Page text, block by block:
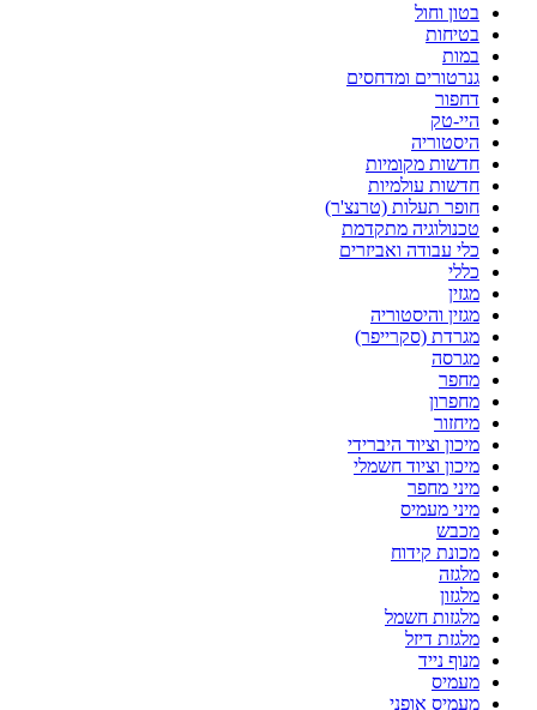
בטון וחול
בטיחות
במות
גנרטורים ומדחסים
דחפור
היי-טק
היסטוריה
חדשות מקומיות
חדשות עולמיות
חופר תעלות (טרנצ'ר)
טכנולוגיה מתקדמת
כלי עבודה ואביזרים
כללי
מגזין
מגזין והיסטוריה
מגרדת (סקרייפר)
מגרסה
מחפר
מחפרון
מיחזור
מיכון וציוד היברידי
מיכון וציוד חשמלי
מיני מחפר
מיני מעמיס
מכבש
מכונת קידוח
מלגזה
מלגזון
מלגזות חשמל
מלגזת דיזל
מנוף נייד
מעמיס
מעמיס אופני